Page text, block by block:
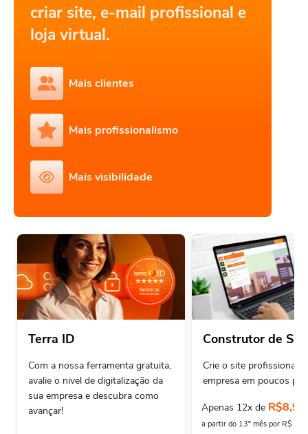
criar site, e-mail profissional e
loja virtual.
Mais clientes
Mais profissionalismo
Mais visibilidade
Terra ID
Com a nossa ferramenta gratuita,
avalie o nivel de digitalização da
sua empresa e descubra como
avançar!
Construtor de
Crie o site profissional
empresa em poucos
Apenas 12x de R$8,90
a partir do 13º mês por R$